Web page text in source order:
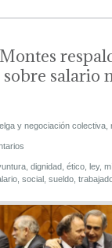
salario
y negociación colectiva
dignidad ético ley,
social sueldo